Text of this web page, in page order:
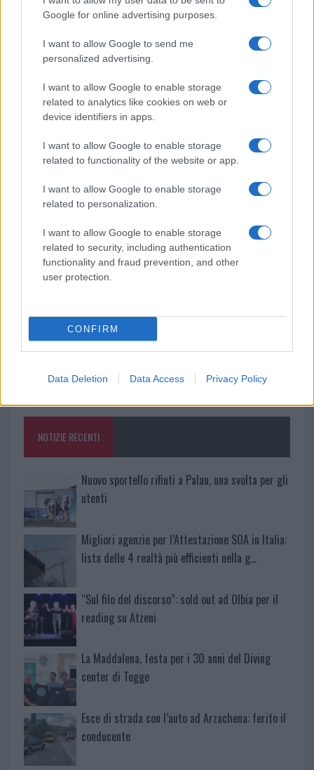
Google for online advertising purposes.
I want to allow Google to send me
personalized advertising.
I want to allow Google to enable storage
related to analytics like cookies on web or
device identifiers in apps.
I want to allow Google to enable storage
related to functionality of the website or app.
I want to allow Google to enable storage
related to personalization.
I want to allow Google to enable storage
related to security, including authentication
functionality and fraud prevention, and other
user protection.
CONFIRM
Data Deletion Data Access Privacy Policy
Vuoi rimuovere le pubblicità nazionali?
Puoi abbonarti asoli € 1,10 al mese
Sei già abbonato?
Puoi effettuare l'accesso andando nella
sezioneLogindal menù del sito o
TEMI: Giochi Online Prezzi Videogiochi
Steam
Videogiochi
Videogiochi Online Videogioco
Condividi l'articolo
F
a
ce
b
o
o
k
T
w
it
te
r
Pi
n
te
re
st
W
h
at
s
A
p
S
a
re
Prossimo articolo
NOTIZIE RECENTI
Nuovo sportello rifiuti a Palau, una svolta per gli
utenti
Migliori agenzie per l’Attestazione SOA in Italia:
lista delle 4 realtà più efficienti nella g…
“Sul filo del discorso”: sold out ad Olbia per il
reading su Atzeni
La Maddalena, festa per i 30 anni del Diving
center di Tegge
Esce di strada con l’auto ad Arzachena: ferito il
conducente